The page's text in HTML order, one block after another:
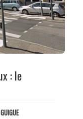
: le